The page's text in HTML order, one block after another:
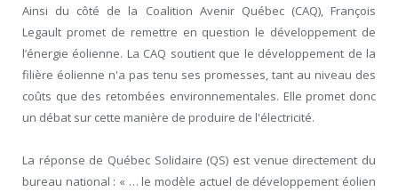
Ainsi du côté de la Coalition Avenir Québec (CAQ), François
Legault promet de remettre en question le développement de
l’énergie éolienne. La CAQ soutient que le développement de la
filière éolienne n'a pas tenu ses promesses, tant au niveau des
coûts que des retombées environnementales. Elle promet donc
un débat sur cette manière de produire de l'électricité.
La réponse de Québec Solidaire (QS) est venue directement du
bureau national : « … le modèle actuel de développement éolien